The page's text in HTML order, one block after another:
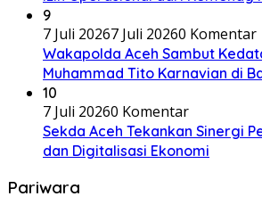
9
7 Juli 20267 Juli 20260 Komentar
Wakapolda Aceh Sambut
Muhammad Tito Karnavian di
10
7 Juli 20260 Komentar
Sekda Aceh Tekankan Sinergi
dan Digitalisasi Ekonomi
Pariwara